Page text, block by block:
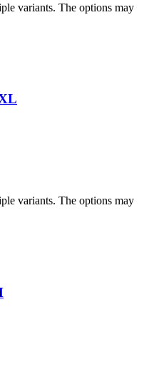
variants. The options may
variants. The options may